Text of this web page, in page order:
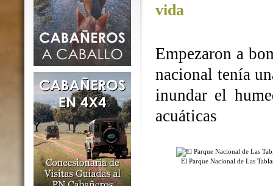
vida
Empezaron a
nacional tenía
inundar el
acuáticas
El Parque Nacional de Las